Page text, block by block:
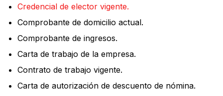
Credencial de elector vigente.
Comprobante de domicilio actual.
Comprobante de ingresos.
Carta de trabajo de la empresa.
Contrato de trabajo vigente.
Carta de autorización de descuento de nómina.